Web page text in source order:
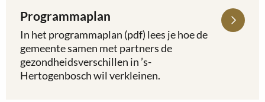
Programmaplan
In het programmaplan (pdf) lees je hoe de
gemeente samen met partners de
gezondheidsverschillen in ’s-
Hertogenbosch wil verkleinen.
Lees
meer
Programmaplan